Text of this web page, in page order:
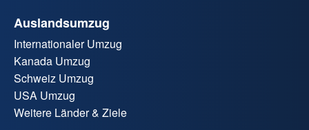
Auslandsumzug
Internationaler Umzug
Kanada Umzug
Schweiz Umzug
USA Umzug
Weitere Länder & Ziele